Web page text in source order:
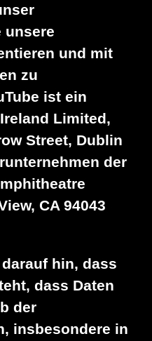
unsere
und mit
zu
ist ein
Limited,
Street, Dublin
der
CA 94043
hin, dass
dass Daten
der
insbesondere in